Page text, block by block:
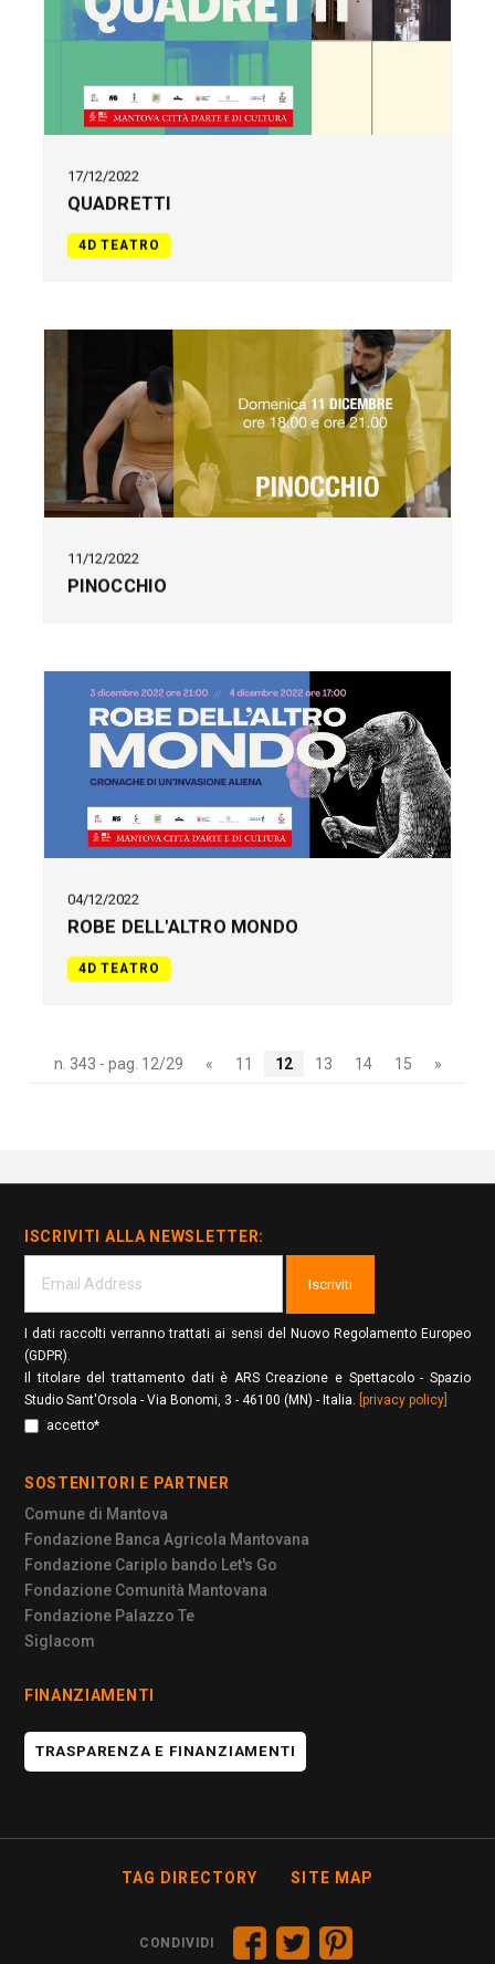
17/12/2022
QUADRETTI
4D TEATRO
11/12/2022
PINOCCHIO
04/12/2022
ROBE DELL'ALTRO MONDO
4D TEATRO
n. 343 - pag. 12/29 « 11 12 13 14 15 »
ISCRIVITI ALLA NEWSLETTER:
Iscriviti
I dati raccolti verranno trattati ai sensi del Nuovo Regolamento Europeo
(GDPR).
Il titolare del trattamento dati è ARS Creazione e Spettacolo - Spazio
Studio Sant'Orsola - Via Bonomi, 3 - 46100 (MN) - Italia. [privacy policy]
accetto*
SOSTENITORI E PARTNER
Comune di Mantova
Fondazione Banca Agricola Mantovana
Fondazione Cariplo bando Let's Go
Fondazione Comunità Mantovana
Fondazione Palazzo Te
Siglacom
FINANZIAMENTI
TRASPARENZA E FINANZIAMENTI
TAG DIRECTORY SITE MAP
CONDIVIDI